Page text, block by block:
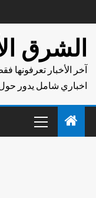
الشرق
آخر الأخبار
اخباري شامل يدور حول